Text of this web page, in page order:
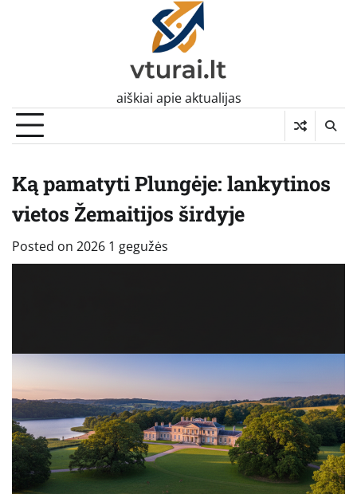
aiškiai apie aktualijas
Ką pamatyti Plungėje: lankytinos
vietos Žemaitijos širdyje
Posted on 2026 1 gegužės